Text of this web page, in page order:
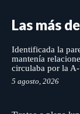
Las más
Identificada la
mantenía
circulaba por la
5 agosto, 2026